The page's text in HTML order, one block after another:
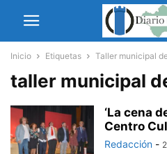
Inicio Etiquetas Taller municipal
taller municipal
‘La cena
Centro
Redacción -